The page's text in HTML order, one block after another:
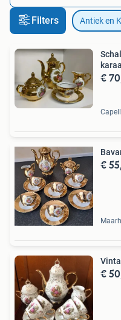
Filters Antiek en
€
€
€